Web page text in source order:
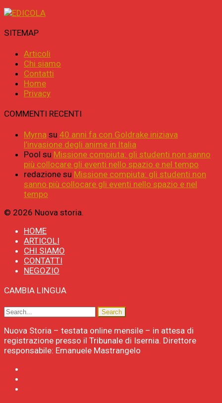
SITEMAP
Articoli
Chi siamo
Contatti
Home
Privacy
COMMENTI RECENTI
Myrna su 40 anni fa con Goldrake iniziava
l’invasione degli anime in Italia
Pool su Missione compiuta: gli studenti non sanno
più collocare gli eventi nello spazio e nel tempo
redazione su Missione compiuta: gli studenti non
sanno più collocare gli eventi nello spazio e nel
tempo
© 2026 Nuova storia.
HOME
ARTICOLI
CHI SIAMO
CONTATTI
NEGOZIO
CAMBIA LINGUA
Nuova Storia – testata online mensile – in attesa di
registrazione presso il Tribunale di Isernia. Direttore
responsabile: Emanuele Mastrangelo